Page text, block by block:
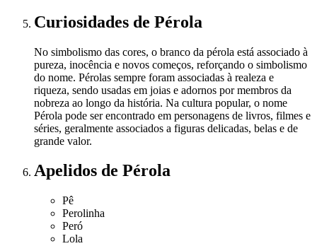
Curiosidades de Pérola
No simbolismo das cores, o branco da pérola está associado à
pureza, inocência e novos começos, reforçando o simbolismo
do nome. Pérolas sempre foram associadas à realeza e
riqueza, sendo usadas em joias e adornos por membros da
nobreza ao longo da história. Na cultura popular, o nome
Pérola pode ser encontrado em personagens de livros, filmes e
séries, geralmente associados a figuras delicadas, belas e de
grande valor.
Apelidos de Pérola
Pê
Perolinha
Peró
Lola